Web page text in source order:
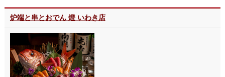
炉端と串とおでん 燈 いわき店